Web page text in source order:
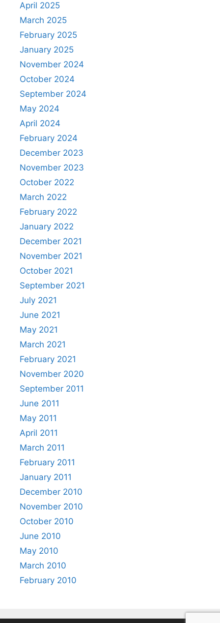
April 2025
March 2025
February 2025
January 2025
November 2024
October 2024
September 2024
May 2024
April 2024
February 2024
December 2023
November 2023
October 2022
March 2022
February 2022
January 2022
December 2021
November 2021
October 2021
September 2021
July 2021
June 2021
May 2021
March 2021
February 2021
November 2020
September 2011
June 2011
May 2011
April 2011
March 2011
February 2011
January 2011
December 2010
November 2010
October 2010
June 2010
May 2010
March 2010
February 2010